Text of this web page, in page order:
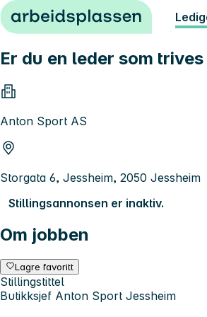
Hopp til innhold
Er du en leder som
Anton Sport AS
Storgata 6, Jessheim, 2050 Jessheim
Stillingsannonsen er inaktiv.
Om jobben
Lagre favoritt
Stillingstittel
Butikksjef Anton Sport Jessheim